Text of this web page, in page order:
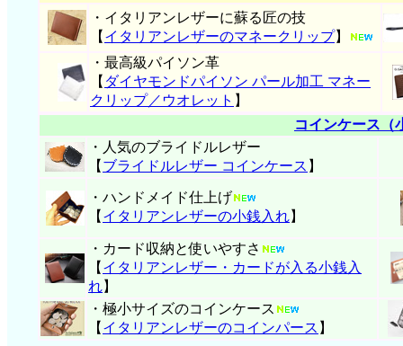
・イタリアンレザーに蘇る匠の技
【 イタリアンレザーのマネークリップ】
・最高級パイソン革
【 ダイヤモンドパイソン パール加工 マネー
クリップ／ウオレット 】
コインケース（
・人気のブライドルレザー
【 ブライドルレザー コインケース 】
・ハンドメイド仕上げ
【 イタリアンレザーの小銭入れ】
・カード収納と使いやすさ
【 イタリアンレザー・ カードが入る小銭入
れ】
・極小サイズのコインケース
【 イタリアンレザーのコインパース 】